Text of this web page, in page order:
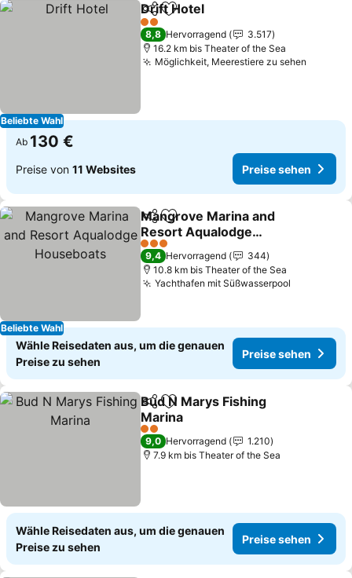
Beliebte Wahl
TeilenZu Favoriten hinzufügen
Drift Hotel
2 Sterne
8,8 Hervorragend
3.517
16.2 km bis Theater of the Sea
Möglichkeit, Meerestiere zu sehen
Ab 130 €
Preise von 11 Websites Preise sehen
Beliebte Wahl
TeilenZu Favoriten hinzufügen
Mangrove Marina and
Resort Aqualodge
Houseboats
Preise sehen
3 Sterne
9,4 Hervorragend
344
10.8 km bis Theater of the Sea
Yachthafen mit Süßwasserpool
Wähle Reisedaten aus, um die genauen
Preise zu sehen
Preise sehen
TeilenZu Favoriten hinzufügen
Bud N Marys Fishing
Marina
Preise sehen
2 Sterne
9,0 Hervorragend
1.210
7.9 km bis Theater of the Sea
Wähle Reisedaten aus, um die genauen
Preise zu sehen
Preise sehen